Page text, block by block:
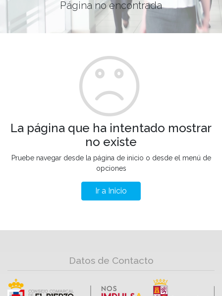
Página no encontrada
La página que ha intentado mostrar
no existe
Pruebe navegar desde la página de inicio o desde el menú de
opciones
Ir a Inicio
Datos de Contacto